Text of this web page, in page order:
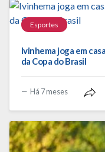
Esportes
Ivinhema joga em
da Copa do Brasil
Há 7 meses